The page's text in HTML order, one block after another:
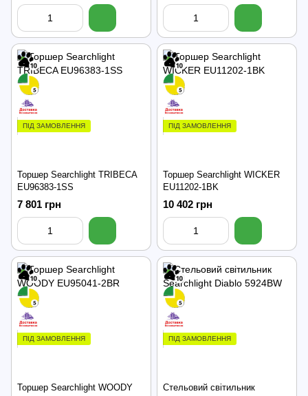
ПІД ЗАМОВЛЕННЯ
Торшер Searchlight TRIBECA
EU96383-1SS
7 801 грн
ПІД ЗАМОВЛЕННЯ
Торшер Searchlight WICKER
EU11202-1BK
10 402 грн
ПІД ЗАМОВЛЕННЯ
Торшер Searchlight WOODY
ПІД ЗАМОВЛЕННЯ
Стельовий світильник